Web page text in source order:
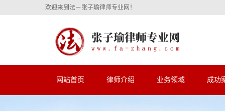
欢迎来到法－张子瑜律师专业网！
网站首页 律师介绍 业务领域 成功